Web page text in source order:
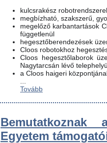
kulcsrakész
megbízható, szakszerű,
megelőző karbantartások
függetlenül
hegesztőberendezések
Cloos robotokhoz
Cloos hegesztőlaborok
Nagytarcsán lévő
a Cloos haigeri
Tovább
Egyetem